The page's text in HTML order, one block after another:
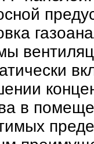
в